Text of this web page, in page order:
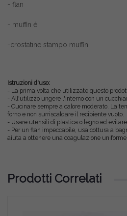
- flan
- muffin è,
-crostatine stampo muffin
Istruzioni d'uso:
- La prima volta che utilizzate questo
- All'utilizzo ungere l'interno con un
- Cucinare sempre a calore moderato. La
forno e non surriscaldare il recipiente vuoto.
- Usare utensili di plastica o legno ed
- Per un flan impeccabile, usa cottura a
aiuta a ottenere una coagulazione
Prodotti Correlati